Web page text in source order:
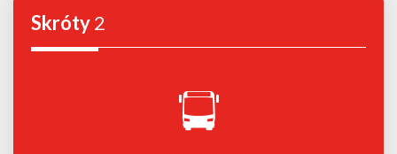
Skróty2